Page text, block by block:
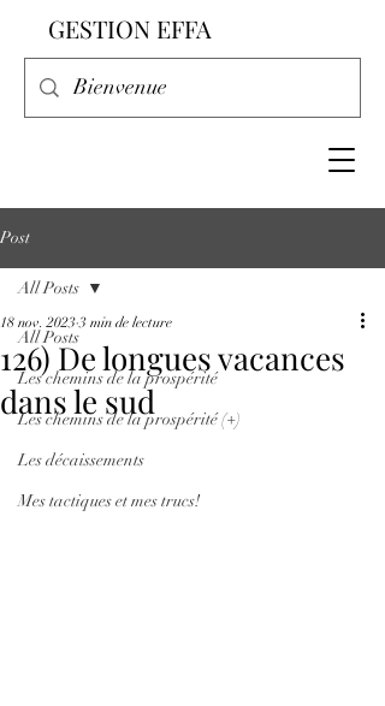
GESTION EFFA
Post
All Posts
Les chemins de la prospérité
Les chemins de la prospérité (+)
Les décaissements
Mes tactiques et mes trucs!
All Posts
126) De longues vacances
dans le sud
18 nov. 2023 3 min de lecture